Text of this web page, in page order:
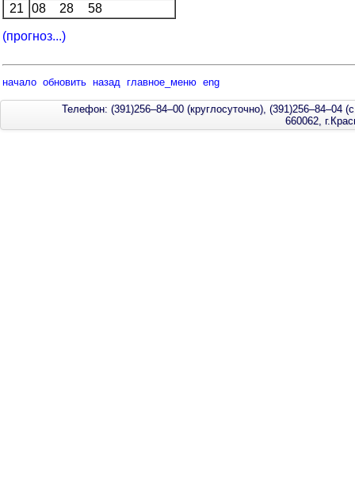
21
08 28 58
(прогноз...)
начало обновить назад главное_меню eng
Телефон: (391)256–84–00 (круглосуточно), (391)256–84–04
660062,